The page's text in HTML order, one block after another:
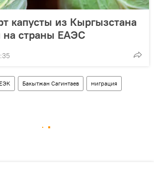
капусты из Кыргызстана
на страны ЕАЭС
ЕЭК Бакытжан Сагинтаев миграция